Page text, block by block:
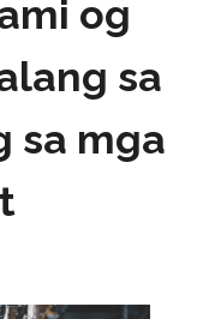
og
sa
sa mga